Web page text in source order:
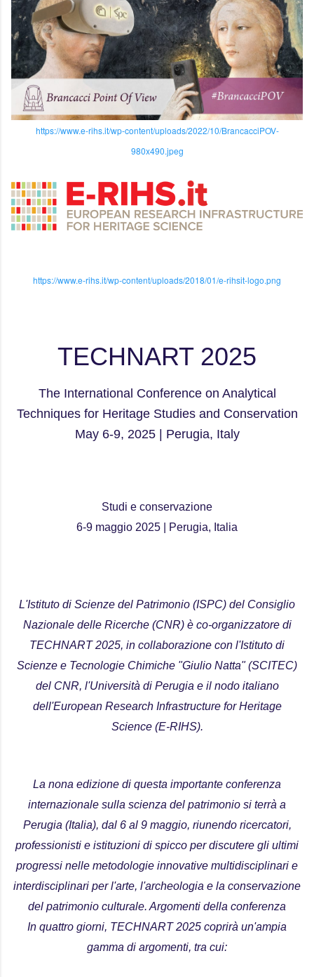
https://www.e-rihs.it/wp-content/uploads/2022/10/BrancacciPOV-
980x490.jpeg
https://www.e-rihs.it/wp-content/uploads/2018/01/e-rihsit-logo.png
TECHNART 2025
The International Conference on Analytical
Techniques for Heritage Studies and Conservation
May 6-9, 2025 | Perugia, Italy
Studi e conservazione
6-9 maggio 2025 | Perugia, Italia
L'Istituto di Scienze del Patrimonio (ISPC) del Consiglio
Nazionale delle Ricerche (CNR) è co-organizzatore di
TECHNART 2025, in collaborazione con l'Istituto di
Scienze e Tecnologie Chimiche "Giulio Natta" (SCITEC)
del CNR, l'Università di Perugia e il nodo italiano
dell'European Research Infrastructure for Heritage
Science (E-RIHS).
La ​​nona edizione di questa importante conferenza
internazionale sulla scienza del patrimonio si terrà a
Perugia (Italia), dal 6 al 9 maggio, riunendo ricercatori,
professionisti e istituzioni di spicco per discutere gli ultimi
progressi nelle metodologie innovative multidisciplinari e
interdisciplinari per l'arte, l'archeologia e la conservazione
del patrimonio culturale. Argomenti della conferenza
In quattro giorni, TECHNART 2025 coprirà un'ampia
gamma di argomenti, tra cui: